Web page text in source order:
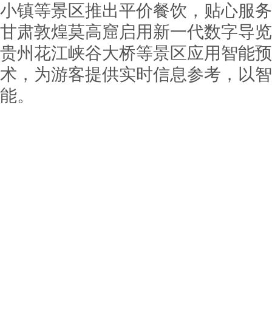
小镇等景区推出平价餐饮，贴心服
甘肃敦煌莫高窟启用新一代数字导
贵州花江峡谷大桥等景区应用智能
术，为游客提供实时信息参考，以
能。